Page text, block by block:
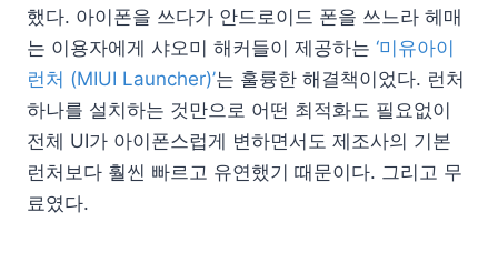
했다. 아이폰을 쓰다가 안드로이드 폰을 쓰느라 헤매
는 이용자에게 샤오미 해커들이 제공하는 ‘미유아이
런처 (MIUI Launcher)’는 훌륭한 해결책이었다. 런처
하나를 설치하는 것만으로 어떤 최적화도 필요없이
전체 UI가 아이폰스럽게 변하면서도 제조사의 기본
런처보다 훨씬 빠르고 유연했기 때문이다. 그리고 무
료였다.